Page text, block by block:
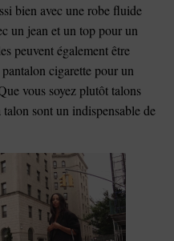
bien avec une robe fluide
un jean et un top pour un
peuvent également être
cigarette pour un
vous soyez plutôt talons
talon sont un indispensable de